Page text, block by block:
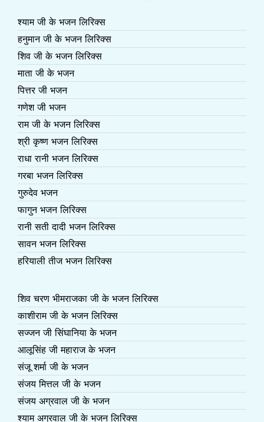
श्याम जी के भजन लिरिक्स
हनुमान जी के भजन लिरिक्स
शिव जी के भजन लिरिक्स
माता जी के भजन
पित्तर जी भजन
गणेश जी भजन
राम जी के भजन लिरिक्स
श्री कृष्ण भजन लिरिक्स
राधा रानी भजन लिरिक्स
गरबा भजन लिरिक्स
गुरुदेव भजन
फागुन भजन लिरिक्स
रानी सती दादी भजन लिरिक्स
सावन भजन लिरिक्स
हरियाली तीज भजन लिरिक्स
शिव चरण भीमराजका जी के भजन लिरिक्स
काशीराम जी के भजन लिरिक्स
सज्जन जी सिंघानिया के भजन
आलूसिंह जी महाराज के भजन
संजू शर्मा जी के भजन
संजय मित्तल जी के भजन
संजय अग्रवाल जी के भजन
श्याम अग्रवाल जी के भजन लिरिक्स